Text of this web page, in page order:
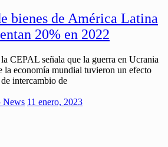
bienes de América Latina
20% en 2022
CEPAL señala que la guerra en Ucrania
la economía mundial tuvieron un efecto
intercambio de
News 11 enero, 2023